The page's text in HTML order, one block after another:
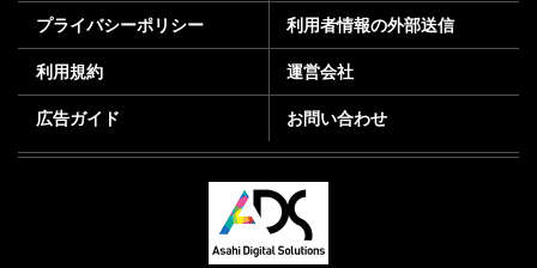
プライバシーポリシー 利用者情報の外部送信
利用規約 運営会社
広告ガイド お問い合わせ